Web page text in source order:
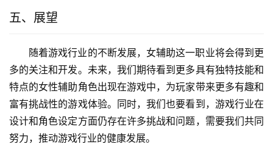
五、展望
随着游戏行业的不断发展，女辅助这一职业将会得到更
多的关注和开发。未来，我们期待看到更多具有独特技能和
特点的女性辅助角色出现在游戏中，为玩家带来更多有趣和
富有挑战性的游戏体验。同时，我们也要看到，游戏行业在
设计和角色设定方面仍存在许多挑战和问题，需要我们共同
努力，推动游戏行业的健康发展。